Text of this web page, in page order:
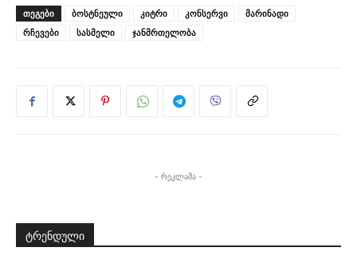
ᲗᲔᲒᲔᲑᲘ ბოსტნეული კიტრი კონსერვი
მარინადი
რჩევები
სასმელი ჯანმრთელობა
- რეკლამა -
ტრენდული